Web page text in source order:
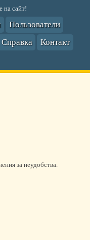
на сайт!
Пользователи
Справка
Контакт